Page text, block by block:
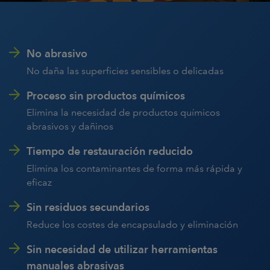
No abrasivo
No daña las superficies sensibles o delicadas
Proceso sin productos químicos
Elimina la necesidad de productos químicos
abrasivos y dañinos
Tiempo de restauración reducido
Elimina los contaminantes de forma más rápida y
eficaz
Sin residuos secundarios
Reduce los costes de encapsulado y eliminación
Sin necesidad de utilizar herramientas
manuales abrasivas